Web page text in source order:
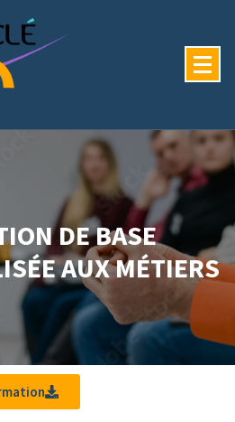
DE BASE
AUX MÉTIERS